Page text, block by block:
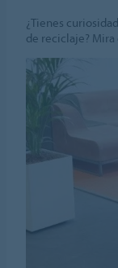
¿Tienes
de reciclaje?